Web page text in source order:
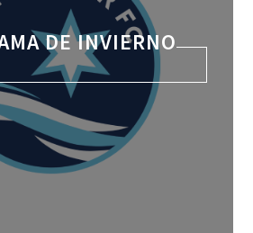
DE INVIERNO